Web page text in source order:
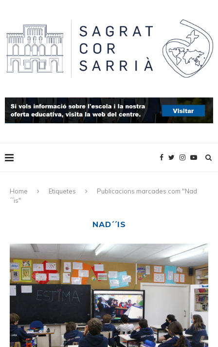
Home Etiquetes
Publicacions marcades com "Nad
´´is"
NAD´´IS